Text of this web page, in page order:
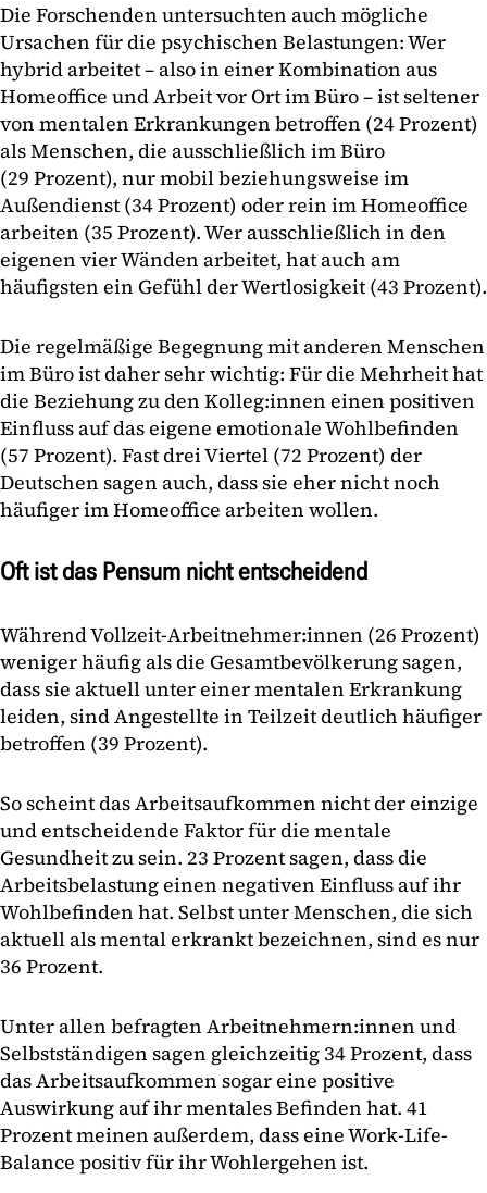
Die Forschenden untersuchten auch mögliche
Ursachen für die psychischen Belastungen: Wer
hybrid arbeitet – also in einer Kombination aus
Homeoffice und Arbeit vor Ort im Büro – ist seltener
von mentalen Erkrankungen betroffen (24 Prozent)
als Menschen, die ausschließlich im Büro
(29 Prozent), nur mobil beziehungsweise im
Außendienst (34 Prozent) oder rein im Homeoffice
arbeiten (35 Prozent). Wer ausschließlich in den
eigenen vier Wänden arbeitet, hat auch am
häufigsten ein Gefühl der Wertlosigkeit (43 Prozent).
Die regelmäßige Begegnung mit anderen Menschen
im Büro ist daher sehr wichtig: Für die Mehrheit hat
die Beziehung zu den Kolleg:innen einen positiven
Einfluss auf das eigene emotionale Wohlbefinden
(57 Prozent). Fast drei Viertel (72 Prozent) der
Deutschen sagen auch, dass sie eher nicht noch
häufiger im Homeoffice arbeiten wollen.
Oft ist das Pensum nicht entscheidend
Während Vollzeit-Arbeitnehmer:innen (26 Prozent)
weniger häufig als die Gesamtbevölkerung sagen,
dass sie aktuell unter einer mentalen Erkrankung
leiden, sind Angestellte in Teilzeit deutlich häufiger
betroffen (39 Prozent).
So scheint das Arbeitsaufkommen nicht der einzige
und entscheidende Faktor für die mentale
Gesundheit zu sein. 23 Prozent sagen, dass die
Arbeitsbelastung einen negativen Einfluss auf ihr
Wohlbefinden hat. Selbst unter Menschen, die sich
aktuell als mental erkrankt bezeichnen, sind es nur
36 Prozent.
Unter allen befragten Arbeitnehmern:innen und
Selbstständigen sagen gleichzeitig 34 Prozent, dass
das Arbeitsaufkommen sogar eine positive
Auswirkung auf ihr mentales Befinden hat. 41
Prozent meinen außerdem, dass eine Work-Life-
Balance positiv für ihr Wohlergehen ist.